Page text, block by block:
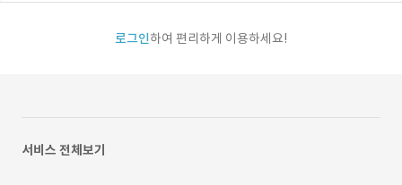
로그인하여 편리하게 이용하세요!
서비스 전체보기